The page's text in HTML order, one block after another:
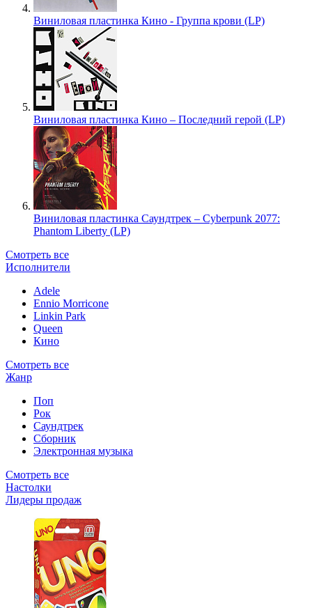
Виниловая пластинка Кино - Группа крови (LP)
Виниловая пластинка Кино – Последний герой (LP)
Виниловая пластинка Саундтрек – Cyberpunk 2077:
Phantom Liberty (LP)
Смотреть все
Исполнители
Adele
Ennio Morricone
Linkin Park
Queen
Кино
Смотреть все
Жанр
Поп
Рок
Саундтрек
Сборник
Электронная музыка
Смотреть все
Настолки
Лидеры продаж